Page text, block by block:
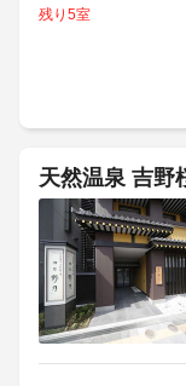
残り5室
天然温泉 吉野